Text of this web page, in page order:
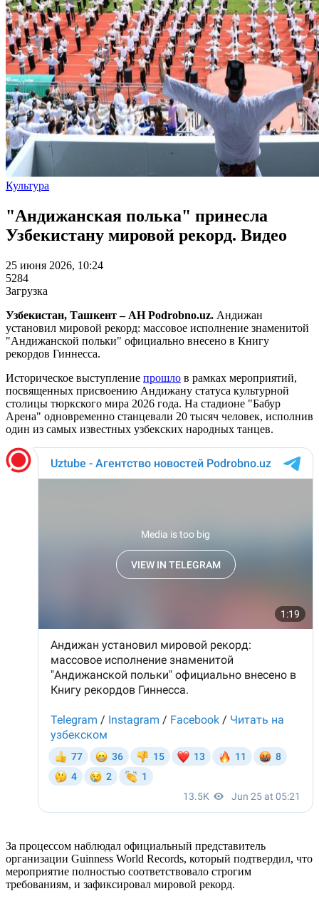
Культура
"Андижанская полька" принесла
Узбекистану мировой рекорд. Видео
25 июня 2026, 10:24
5284
Загрузка
Узбекистан, Ташкент – АН Podrobno.uz. Андижан
установил мировой рекорд: массовое исполнение знаменитой
"Андижанской польки" официально внесено в Книгу
рекордов Гиннесса.
Историческое выступление прошло в рамках мероприятий,
посвященных присвоению Андижану статуса культурной
столицы тюркского мира 2026 года. На стадионе "Бабур
Арена" одновременно станцевали 20 тысяч человек, исполнив
один из самых известных узбекских народных танцев.
За процессом наблюдал официальный представитель
организации Guinness World Records, который подтвердил, что
мероприятие полностью соответствовало строгим
требованиям, и зафиксировал мировой рекорд.